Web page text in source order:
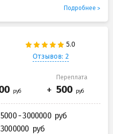
Подробнее
Отзывов: 2
Переплата
5000 - 3000000
3000000